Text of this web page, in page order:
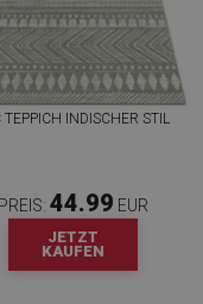
TEPPICH INDISCHER STIL
PREIS: 44.99 EUR
JETZT
KAUFEN